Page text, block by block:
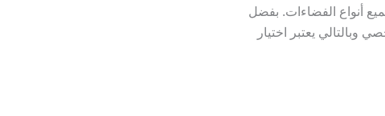
أنواع الفضاءات. بفضل
وبالتالي يعتبر اختيار